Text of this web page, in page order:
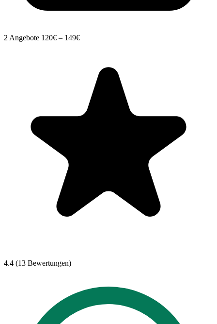
2 Angebote 120€ – 149€
4.4 (13 Bewertungen)